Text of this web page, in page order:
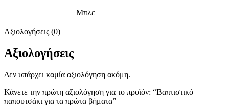
Μπλε
Αξιολογήσεις (0)
Αξιολογήσεις
Δεν υπάρχει καμία αξιολόγηση ακόμη.
Κάνετε την πρώτη αξιολόγηση για το προϊόν: “Βαπτιστικό
παπουτσάκι για τα πρώτα βήματα”